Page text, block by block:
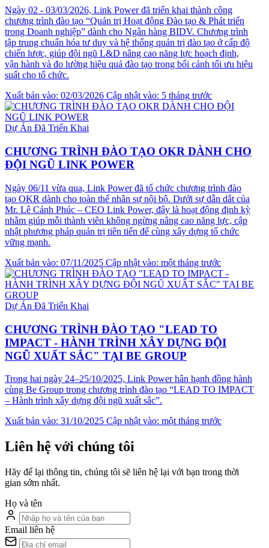
Ngày 02 - 03/03/2026, Link Power đã triển khai thành công
chương trình đào tạo “Quản trị Hoạt động Đào tạo & Phát triển
trong Doanh nghiệp” dành cho Ngân hàng BIDV. Chương trình
tập trung chuẩn hóa tư duy và hệ thống quản trị đào tạo ở cấp độ
chiến lược, giúp đội ngũ L&D nâng cao năng lực hoạch định,
vận hành và đo lường hiệu quả đào tạo trong bối cảnh tối ưu hiệu
suất cho tổ chức.
Xuất bản vào: 02/03/2026 Cập nhật vào: 5 tháng trước
Dự Án Đã Triển Khai
CHƯƠNG TRÌNH ĐÀO TẠO OKR DÀNH CHO
ĐỘI NGŨ LINK POWER
Ngày 06/11 vừa qua, Link Power đã tổ chức chương trình đào
tạo OKR dành cho toàn thể nhân sự nội bộ. Dưới sự dẫn dắt của
Mr. Lê Cảnh Phúc – CEO Link Power, đây là hoạt động định kỳ
nhằm giúp mỗi thành viên không ngừng nâng cao năng lực, cập
nhật phương pháp quản trị tiên tiến để cùng xây dựng tổ chức
vững mạnh.
Xuất bản vào: 07/11/2025 Cập nhật vào: một tháng trước
Dự Án Đã Triển Khai
CHƯƠNG TRÌNH ĐÀO TẠO "LEAD TO
IMPACT - HÀNH TRÌNH XÂY DỰNG ĐỘI
NGŨ XUẤT SẮC" TẠI BE GROUP
Trong hai ngày 24–25/10/2025, Link Power hân hạnh đồng hành
cùng Be Group trong chương trình đào tạo “LEAD TO IMPACT
– Hành trình xây dựng đội ngũ xuất sắc”.
Xuất bản vào: 31/10/2025 Cập nhật vào: một tháng trước
Liên hệ với chúng tôi
Hãy để lại thông tin, chúng tôi sẽ liên hệ lại với bạn trong thời
gian sớm nhất.
Họ và tên
Email liên hệ